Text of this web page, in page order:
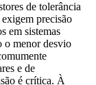
de tolerância
precisão
​​em sistemas
o menor desvio
e de
é crítica. À